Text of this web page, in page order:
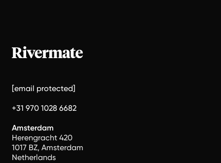
[email protected]
+31 970 1028 6682
Amsterdam
Herengracht 420
1017 BZ, Amsterdam
Netherlands